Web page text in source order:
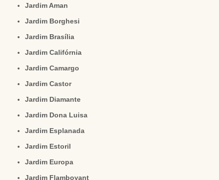
Jardim Aman
Jardim Borghesi
Jardim Brasília
Jardim Califórnia
Jardim Camargo
Jardim Castor
Jardim Diamante
Jardim Dona Luisa
Jardim Esplanada
Jardim Estoril
Jardim Europa
Jardim Flamboyant